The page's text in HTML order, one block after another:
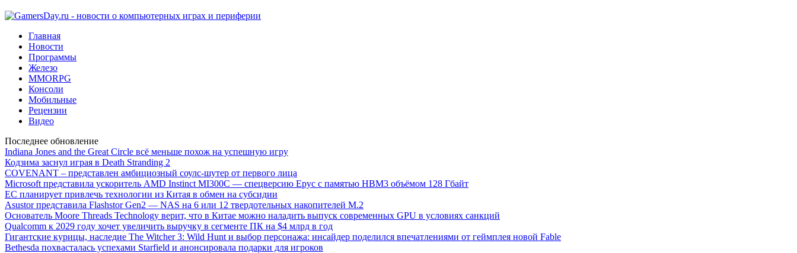
Главная
Новости
Программы
Железо
MMORPG
Консоли
Мобильные
Рецензии
Видео
Последнее обновление
Indiana Jones and the Great Circle всё меньше похож на успешную игру
Кодзима заснул играя в Death Stranding 2
COVENANT – представлен амбициозный соулс-шутер от первого лица
Microsoft представила ускоритель AMD Instinct MI300C — спецверсию Epyc с памятью HBM3 объёмом 128 Гбайт
ЕС планирует привлечь технологии из Китая в обмен на субсидии
Asustor представила Flashstor Gen2 — NAS на 6 или 12 твердотельных накопителей M.2
Основатель Moore Threads Technology верит, что в Китае можно наладить выпуск современных GPU в условиях санкций
Qualcomm к 2029 году хочет увеличить выручку в сегменте ПК на $4 млрд в год
Гигантские курицы, наследие The Witcher 3: Wild Hunt и выбор персонажа: инсайдер поделился впечатлениями от геймплея новой Fable
Bethesda похвасталась успехами Starfield и анонсировала подарки для игроков